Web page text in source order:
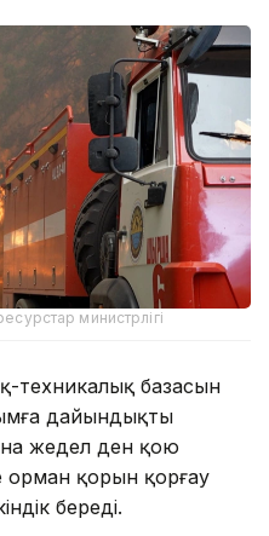
министрлігі
техникалық базасын
дайындықты
жедел ден қою
орман қорын қорғау
береді.